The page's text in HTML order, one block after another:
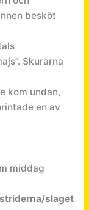
besköt
Skurarna
kom undan,
en av
middag
slaget